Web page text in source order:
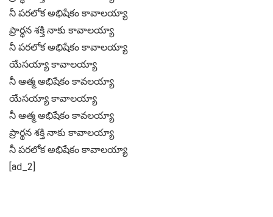
నీ పరలోక అభిషేకం కావాలయ్యా
ప్రార్థన శక్తి నాకు కావాలయ్యా
నీ పరలోక అభిషేకం కావాలయ్యా
యేసయ్యా కావాలయ్యా
నీ ఆత్మ అభిషేకం కావలయ్యా
యేసయ్యా కావాలయ్యా
నీ ఆత్మ అభిషేకం కావలయ్యా
ప్రార్థన శక్తి నాకు కావాలయ్యా
నీ పరలోక అభిషేకం కావాలయ్యా
[ad_2]